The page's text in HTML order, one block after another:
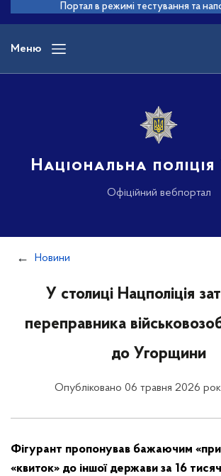
основного
вмісту
Портал в режимі тестування та
Меню
Національна поліція
Офіційний вебпортал
Новини
У столиці Нацполіція
переправника
до Угорщини
Опубліковано 06 травня 2026
Фігурант пропонував бажаючим
«квиток» до іншої держави за 16